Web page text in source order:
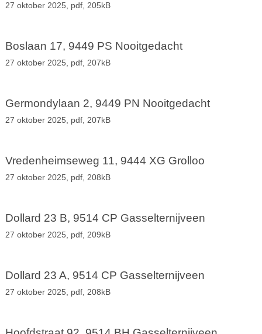
27 oktober 2025, pdf, 205kB
Boslaan 17, 9449 PS Nooitgedacht
27 oktober 2025, pdf, 207kB
Germondylaan 2, 9449 PN Nooitgedacht
27 oktober 2025, pdf, 207kB
Vredenheimseweg 11, 9444 XG Grolloo
27 oktober 2025, pdf, 208kB
Dollard 23 B, 9514 CP Gasselternijveen
27 oktober 2025, pdf, 209kB
Dollard 23 A, 9514 CP Gasselternijveen
27 oktober 2025, pdf, 208kB